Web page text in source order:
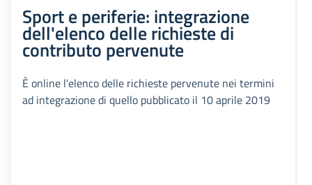
Sport e periferie: integrazione
dell'elenco delle richieste di
contributo pervenute
È online l'elenco delle richieste pervenute nei termini
ad integrazione di quello pubblicato il 10 aprile 2019